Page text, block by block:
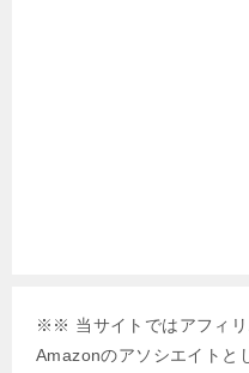
※※ 当サイトではアフィリ
Amazonのアソシエイトと